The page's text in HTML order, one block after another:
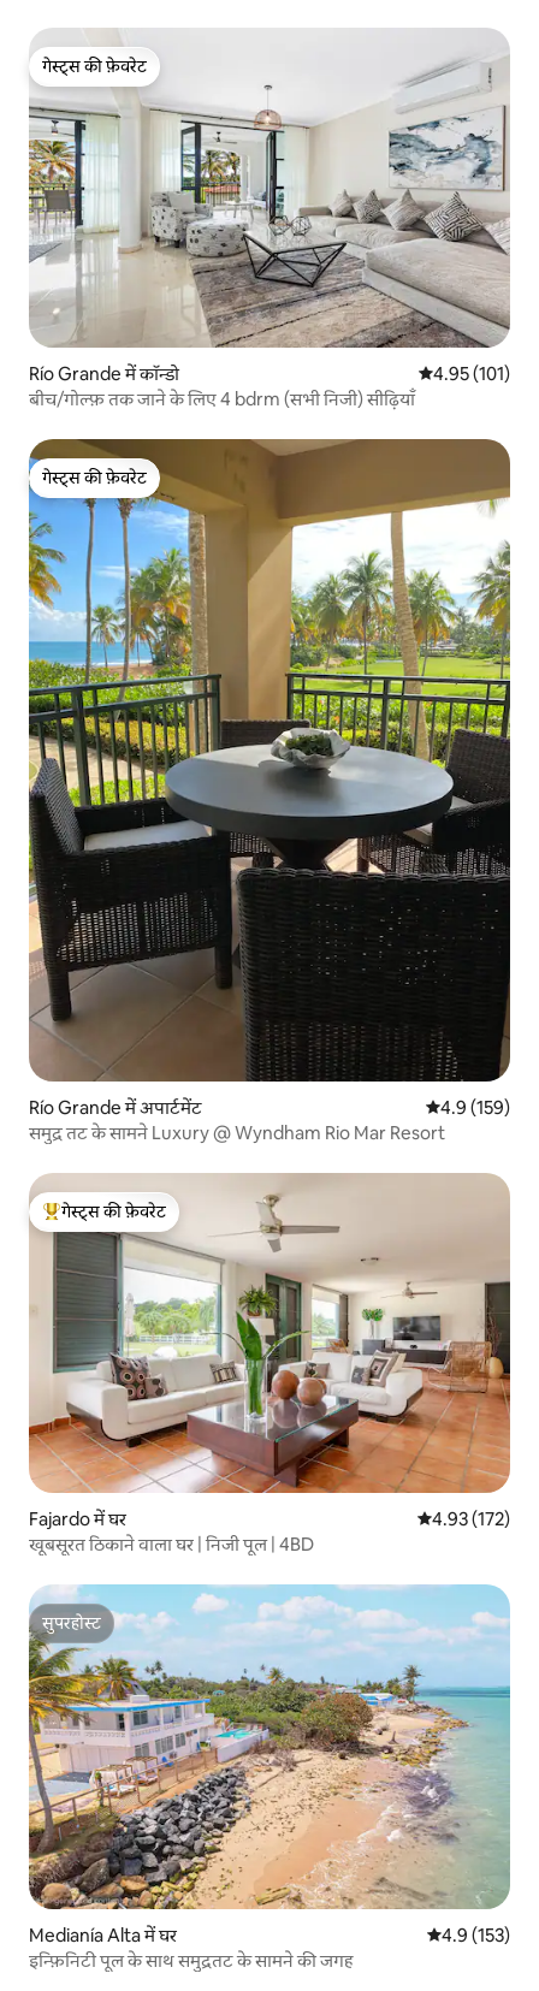
गेस्ट्स की फ़ेवरेट
गेस्ट्स की फ़ेवरेट
Río Grande में कॉन्डो औसत रेटिंग 5 में से
4.95 (101)
बीच/गोल्फ़ तक जाने के लिए 4 bdrm (सभी निजी) सीढ़ियाँ
गेस्ट्स की फ़ेवरेट
गेस्ट्स की फ़ेवरेट
Río Grande में अपार्टमेंट औसत रेटिंग 5 में
4.9 (159)
समुद्र तट के सामने Luxury @ Wyndham Rio Mar Resort
गेस्ट्स का टॉप फ़ेवरेट
गेस्ट्स की फ़ेवरेट
Fajardo में घर औसत रेटिंग 5 में से
4.93 (172)
खूबसूरत ठिकाने वाला घर | निजी पूल | 4BD
सुपरहोस्ट
सुपरहोस्ट
Medianía Alta में घर औसत रेटिंग 5 में
4.9 (153)
इन्फ़िनिटी पूल के साथ समुद्रतट के सामने की जगह